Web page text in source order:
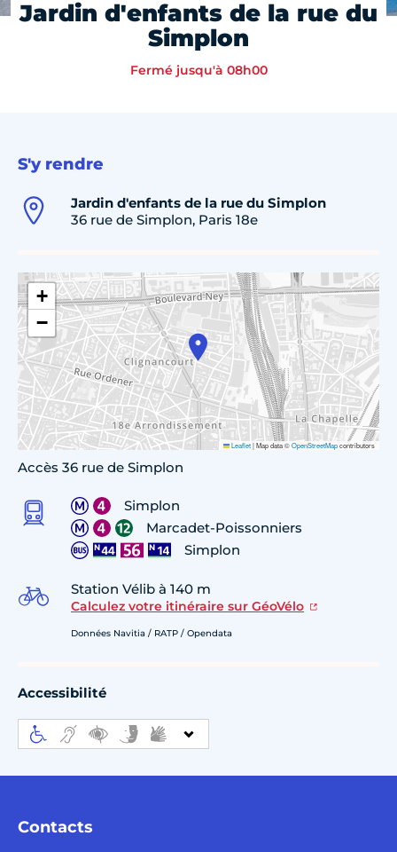
Jardin d'enfants de la rue du
Simplon
Fermé jusqu'à 08h00
S'y rendre
Jardin d'enfants de la rue du Simplon
36 rue de Simplon, Paris 18e
+
−
Leaflet|Map data ©OpenStreetMapcontributors
Accès 36 rue de Simplon
Simplon
Marcadet-Poissonniers
Simplon
Station Vélib à 140 m
Calculez votre itinéraire sur GéoVélo
Données Navitia / RATP / Opendata
Accessibilité
Contacts